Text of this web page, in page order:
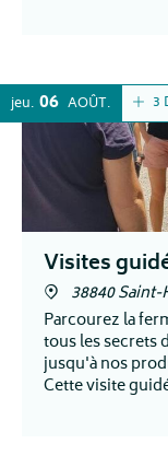
3
jeu. 06 AOÛT
Visites
38840
Parcourez la
tous les secrets
jusqu'à nos
Cette visite
la dégustation